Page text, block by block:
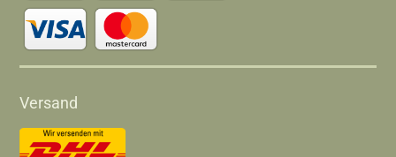
Versand